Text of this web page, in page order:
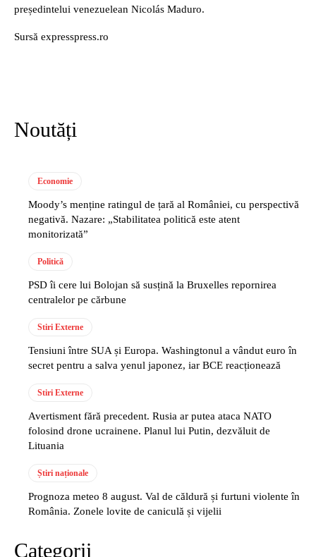
președintelui venezuelean Nicolás Maduro.
Sursă expresspress.ro
Noutăți
Economie
Moody’s menține ratingul de țară al României, cu perspectivă
negativă. Nazare: „Stabilitatea politică este atent
monitorizată”
Politică
PSD îi cere lui Bolojan să susțină la Bruxelles repornirea
centralelor pe cărbune
Stiri Externe
Tensiuni între SUA și Europa. Washingtonul a vândut euro în
secret pentru a salva yenul japonez, iar BCE reacționează
Stiri Externe
Avertisment fără precedent. Rusia ar putea ataca NATO
folosind drone ucrainene. Planul lui Putin, dezvăluit de
Lituania
Știri naționale
Prognoza meteo 8 august. Val de căldură și furtuni violente în
România. Zonele lovite de caniculă și vijelii
Categorii